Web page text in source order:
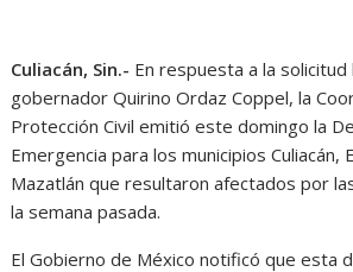
Culiacán, Sin.- En respuesta a la solicitud
gobernador Quirino Ordaz Coppel, la
Protección Civil emitió este domingo la
Emergencia para los municipios Culiacán,
Mazatlán que resultaron afectados por
la semana pasada.
El Gobierno de México notificó que esta